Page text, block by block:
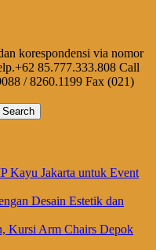
korespondensi via nomor
85.777.333.808 Call
/ 8260.1199 Fax (021)
Kayu Jakarta untuk Event
Desain Estetik dan
Kursi Arm Chairs Depok